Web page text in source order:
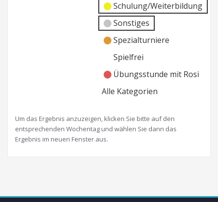
Schulung/Weiterbildung
Sonstiges
Spezialturniere
Spielfrei
Übungsstunde mit Rosi
Alle Kategorien
Um das Ergebnis anzuzeigen, klicken Sie bitte auf den
entsprechenden Wochentag und wählen Sie dann das
Ergebnis im neuen Fenster aus.